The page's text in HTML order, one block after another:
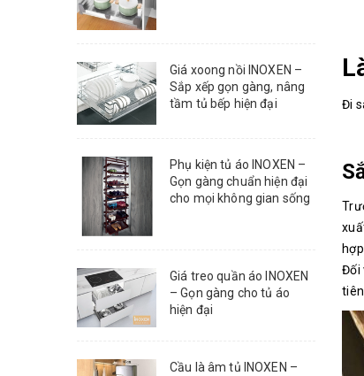
Đi
Đối
Giá xoong nồi INOXEN –
Sắp xếp gọn gàng, nâng
tầm tủ bếp hiện đại
Phụ kiện tủ áo INOXEN –
Gọn gàng chuẩn hiện đại
cho mọi không gian sống
Giá treo quần áo INOXEN
– Gọn gàng cho tủ áo
hiện đại
Cầu là âm tủ INOXEN –